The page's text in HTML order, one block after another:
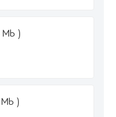
Mb )
)